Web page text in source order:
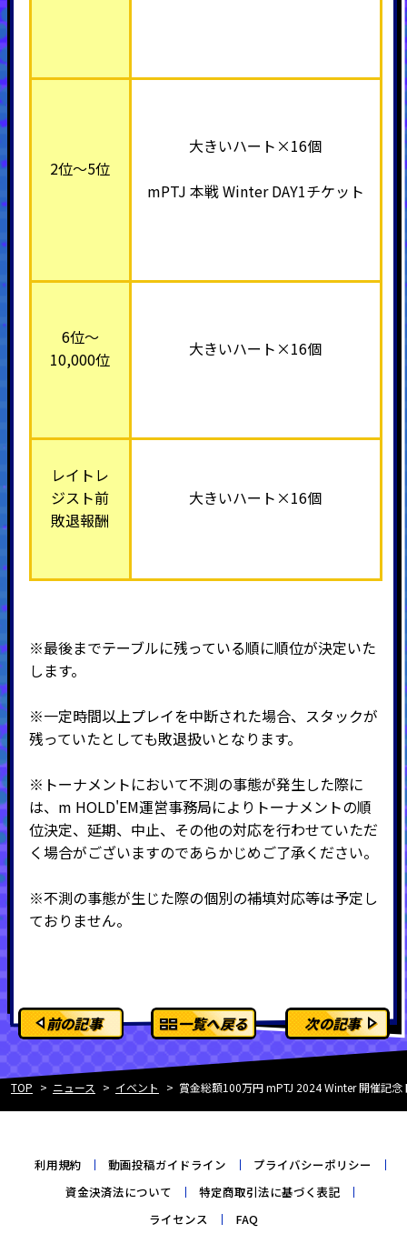
2位～5位
大きいハート×16個
mPTJ 本戦 Winter DAY1チケット
6位～
10,000位
大きいハート×16個
レイトレ
ジスト前
敗退報酬
大きいハート×16個
※最後までテーブルに残っている順に順位が決定いた
します。
※一定時間以上プレイを中断された場合、スタックが
残っていたとしても敗退扱いとなります。
※トーナメントにおいて不測の事態が発生した際に
は、m HOLD'EM運営事務局によりトーナメントの順
位決定、延期、中止、その他の対応を行わせていただ
く場合がございますのであらかじめご了承ください。
※不測の事態が生じた際の個別の補填対応等は予定し
ておりません。
前の記事 一覧へ戻る 次の記事
TOP ニュース イベント 賞金総額100万円 mPTJ 2024 Winter 開催記
利用規約 動画投稿ガイドライン
プライバシーポリシー
資金決済法について
特定商取引法に基づく表記
ライセンス
FAQ